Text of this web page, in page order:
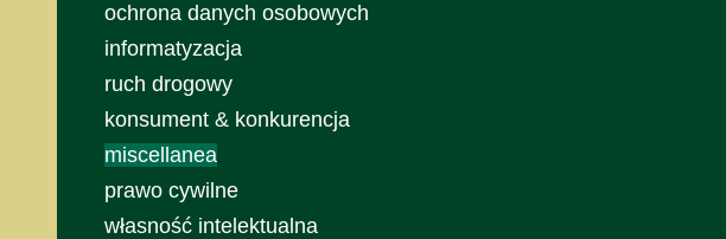
ochrona danych osobowych
informatyzacja
ruch drogowy
konsument & konkurencja
miscellanea
prawo cywilne
własność intelektualna